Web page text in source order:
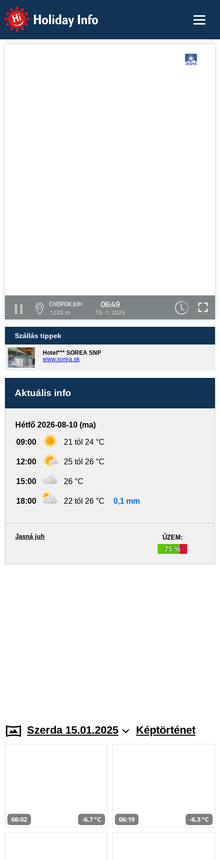
Holiday Info
CHOPOK JUH
1220 m
06:49
15. 1. 2025
Szállás tippek
Hotel*** SOREA SNP
www.sorea.sk
Aktuális info
Hétfő 2026-08-10 (ma)
09:00 21 tól 24 °C
12:00 25 tól 26 °C
15:00 26 °C
18:00 22 tól 26 °C 0,1 mm
ŰZEM:
75 %
Jasná juh
Szerda 15.01.2025 Képtörténet
06:02 -6,7 °C 06:19 -6,3 °C